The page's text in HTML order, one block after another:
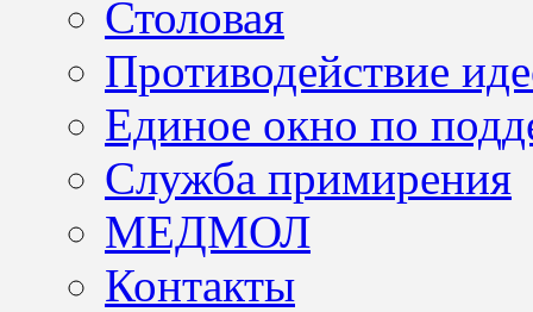
Столовая
Противодействие
Единое окно по
Служба примирения
МЕДМОЛ
Контакты